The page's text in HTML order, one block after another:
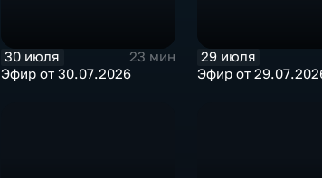
30 июля
23 мин
Эфир от 30.07.2026
29 июля
Эфир от